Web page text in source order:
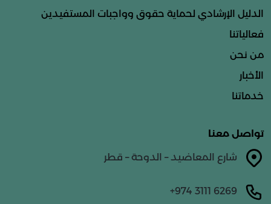
الدليل الإرشادي لحماية حقوق وواجبات المستفيدين
فعالياتنا
من نحن
الأخبار
خدماتنا
تواصل معنا
شارع المعاضيد – الدوحة – قطر